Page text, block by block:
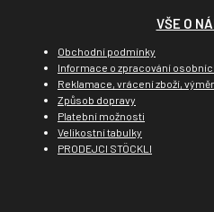
VŠE O
Obchodní podmínky
Informace o zpracování
Reklamace, vrácení zboží,
Způsob dopravy
Platební možnosti
Velikostní tabulky
PRODEJCI STÖCKLI